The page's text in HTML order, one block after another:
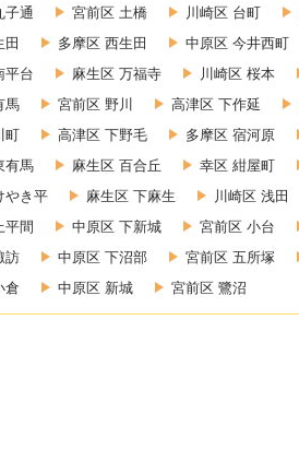
子通
宮前区 土橋 川崎区 台町
田
多摩区 西生田 中原区 今井西町
平台
麻生区 万福寺 川崎区 桜本
馬
宮前区 野川 高津区 下作延
町
高津区 下野毛 多摩区 宿河原
有馬
麻生区 百合丘 幸区 紺屋町
やき平
麻生区 下麻生 川崎区 浅田
平間
中原区 下新城 宮前区 小台
訪
中原区 下沼部 宮前区 五所塚
倉
中原区 新城 宮前区 鷺沼